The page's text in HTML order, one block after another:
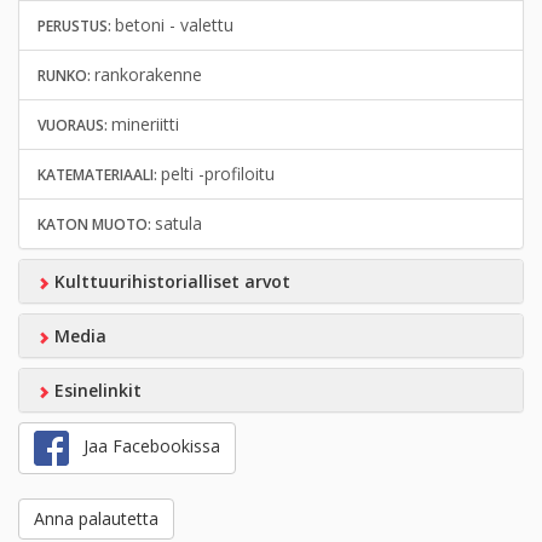
PERUSTUS: betoni - valettu
RUNKO: rankorakenne
VUORAUS: mineriitti
KATEMATERIAALI: pelti -profiloitu
KATON MUOTO: satula
Kulttuurihistorialliset arvot
Media
Esinelinkit
Jaa Facebookissa
Anna palautetta